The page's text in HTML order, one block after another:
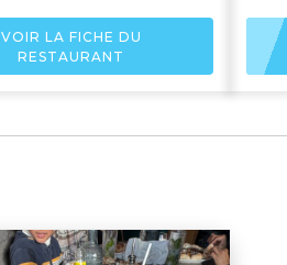
VOIR LA FICHE DU
RESTAURANT